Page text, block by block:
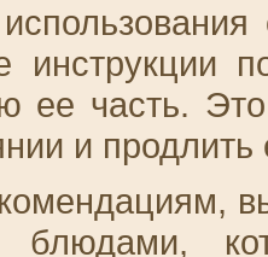
инструкции
ее часть.
и продлить
блюдами,